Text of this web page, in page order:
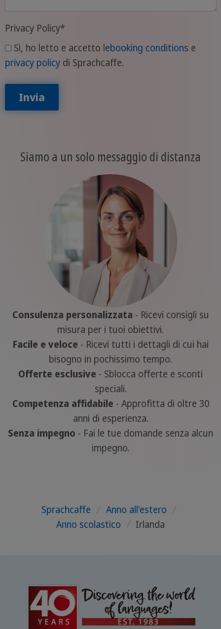
Privacy Policy*
Sì, ho letto e accetto lebooking conditions e
privacy policydi Sprachcaffe.
Invia
Siamo a un solo messaggio di distanza
Consulenza personalizzata - Ricevi consigli su
misura per i tuoi obiettivi.
Facile e veloce - Ricevi tutti i dettagli di cui hai
bisogno in pochissimo tempo.
Offerte esclusive - Sblocca offerte e sconti
speciali.
Competenza affidabile - Approfitta di oltre 30
anni di esperienza.
Senza impegno - Fai le tue domande senza alcun
impegno.
Sprachcaffe / Anno all'estero /
Anno scolastico / Irlanda